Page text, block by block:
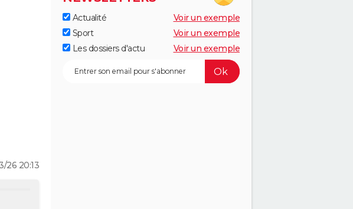
26 20:13
Actualité
Voir un exemple
Sport
Voir un exemple
Les dossiers d'actu
Voir un exemple